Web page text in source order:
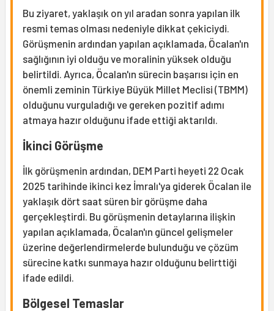
Bu ziyaret, yaklaşık on yıl aradan sonra yapılan ilk
resmi temas olması nedeniyle dikkat çekiciydi.
Görüşmenin ardından yapılan açıklamada, Öcalan'ın
sağlığının iyi olduğu ve moralinin yüksek olduğu
belirtildi. Ayrıca, Öcalan'ın sürecin başarısı için en
önemli zeminin Türkiye Büyük Millet Meclisi (TBMM)
olduğunu vurguladığı ve gereken pozitif adımı
atmaya hazır olduğunu ifade ettiği aktarıldı.
İkinci Görüşme
İlk görüşmenin ardından, DEM Parti heyeti 22 Ocak
2025 tarihinde ikinci kez İmralı'ya giderek Öcalan ile
yaklaşık dört saat süren bir görüşme daha
gerçekleştirdi. Bu görüşmenin detaylarına ilişkin
yapılan açıklamada, Öcalan'ın güncel gelişmeler
üzerine değerlendirmelerde bulunduğu ve çözüm
sürecine katkı sunmaya hazır olduğunu belirttiği
ifade edildi.
Bölgesel Temaslar